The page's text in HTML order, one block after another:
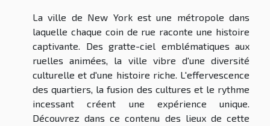
La ville de New York est une métropole dans
laquelle chaque coin de rue raconte une histoire
captivante. Des gratte-ciel emblématiques aux
ruelles animées, la ville vibre d'une diversité
culturelle et d'une histoire riche. L'effervescence
des quartiers, la fusion des cultures et le rythme
incessant créent une expérience unique.
Découvrez dans ce contenu des lieux de cette